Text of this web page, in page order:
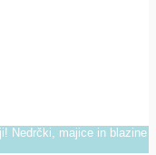
Nedrčki, majice in blazine